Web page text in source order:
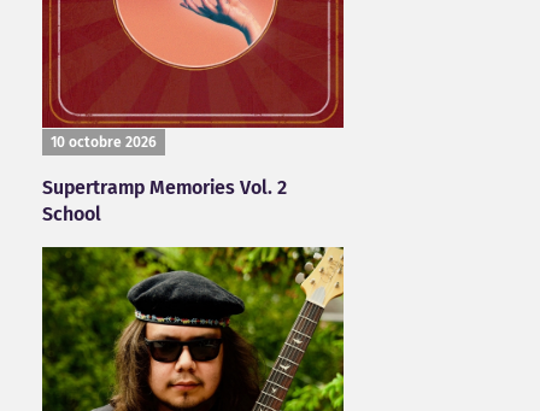
10 octobre 2026
Supertramp Memories Vol. 2
School